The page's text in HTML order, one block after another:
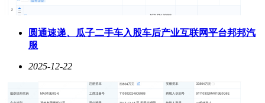
圆通速递、瓜子二手车入股车后产业互联网平台邦邦汽
服
2025-12-22